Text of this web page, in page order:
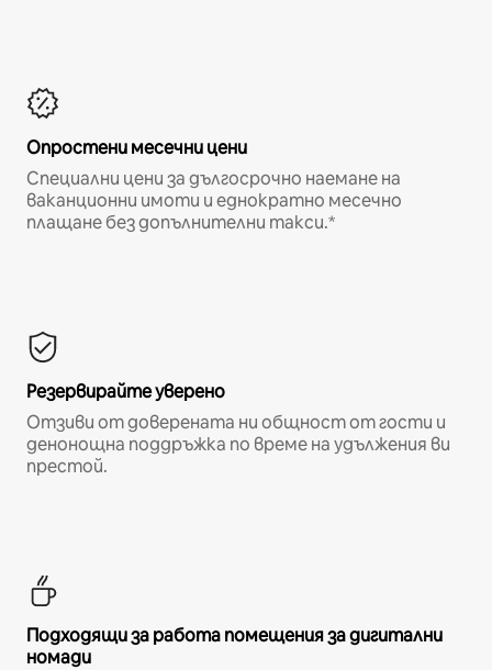
Опростени месечни цени
Специални цени за дългосрочно наемане на
ваканционни имоти и еднократно месечно
плащане без допълнителни такси.*
Резервирайте уверено
Отзиви от доверената ни общност от гости и
денонощна поддръжка по време на удължения ви
престой.
Подходящи за работа помещения за дигитални
номади